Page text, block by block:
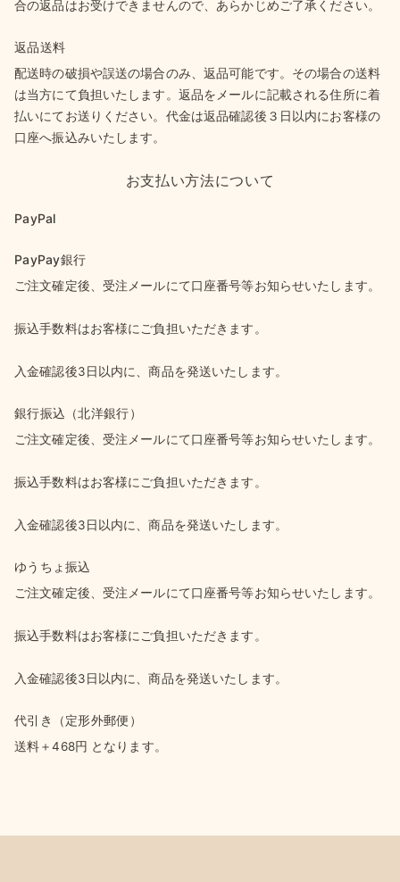
合の返品はお受けできませんので、あらかじめご了承ください。
返品送料
配送時の破損や誤送の場合のみ、返品可能です。その場合の送料
は当方にて負担いたします。返品をメールに記載される住所に着
払いにてお送りください。代金は返品確認後３日以内にお客様の
口座へ振込みいたします。
お支払い方法について
PayPal
PayPay銀行
ご注文確定後、受注メールにて口座番号等お知らせいたします。
振込手数料はお客様にご負担いただきます。
入金確認後3日以内に、商品を発送いたします。
銀行振込（北洋銀行）
ご注文確定後、受注メールにて口座番号等お知らせいたします。
振込手数料はお客様にご負担いただきます。
入金確認後3日以内に、商品を発送いたします。
ゆうちょ振込
ご注文確定後、受注メールにて口座番号等お知らせいたします。
振込手数料はお客様にご負担いただきます。
入金確認後3日以内に、商品を発送いたします。
代引き（定形外郵便）
送料＋468円 となります。